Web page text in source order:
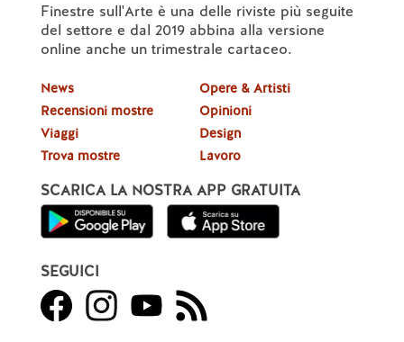
Finestre sull'Arte è una delle riviste più seguite
del settore e dal 2019 abbina alla versione
online anche un trimestrale cartaceo.
News
Recensioni mostre
Viaggi
Trova mostre
Opere & Artisti
Opinioni
Design
Lavoro
SCARICA LA NOSTRA APP GRATUITA
SEGUICI